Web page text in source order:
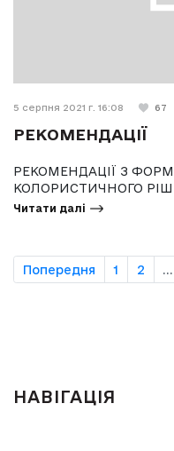
5 серпня 2021 г. 16:08 67
РЕКОМЕНДАЦІЇ
РЕКОМЕНДАЦІЇ З
КОЛОРИСТИЧНОГО
Читати далі
Попередня 1 2 ...
НАВІГАЦІЯ